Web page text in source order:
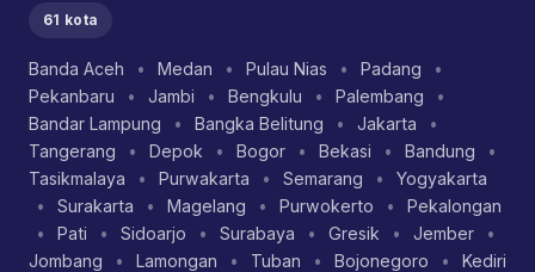
61 kota
Banda Aceh • Medan • Pulau Nias • Padang
•
Pekanbaru
• Jambi • Bengkulu • Palembang
•
Bandar Lampung
• Bangka Belitung • Jakarta
•
Tangerang
• Depok • Bogor • Bekasi • Bandung
•
Tasikmalaya
• Purwakarta • Semarang •
Yogyakarta
•
Surakarta • Magelang • Purwokerto •
Pekalongan
•
Pati • Sidoarjo • Surabaya • Gresik • Jember
•
Jombang
• Lamongan • Tuban • Bojonegoro •
Kediri